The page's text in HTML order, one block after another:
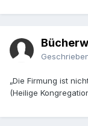
„Die Firmung ist
(Heilige